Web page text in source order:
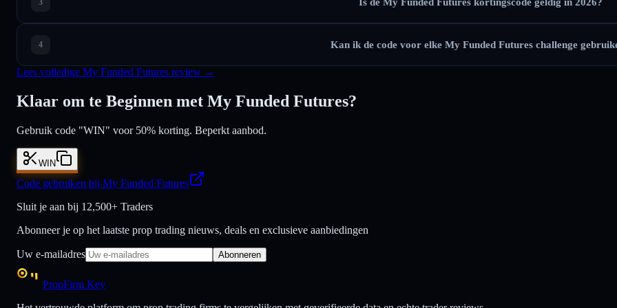
Kan ik de code voor elke My Funded Futures challenge
Lees volledige My Funded Futures review →
Klaar om te Beginnen met My Funded Futures?
Gebruik code "WIN" voor 50% korting. Beperkt aanbod.
WIN
Code gebruiken bij My Funded Futures
Sluit je aan bij 12,500+ Traders
Abonneer je op het laatste prop trading nieuws, deals en exclusieve aanbiedingen
Uw e-mailadres Abonneren
PropFirm Key